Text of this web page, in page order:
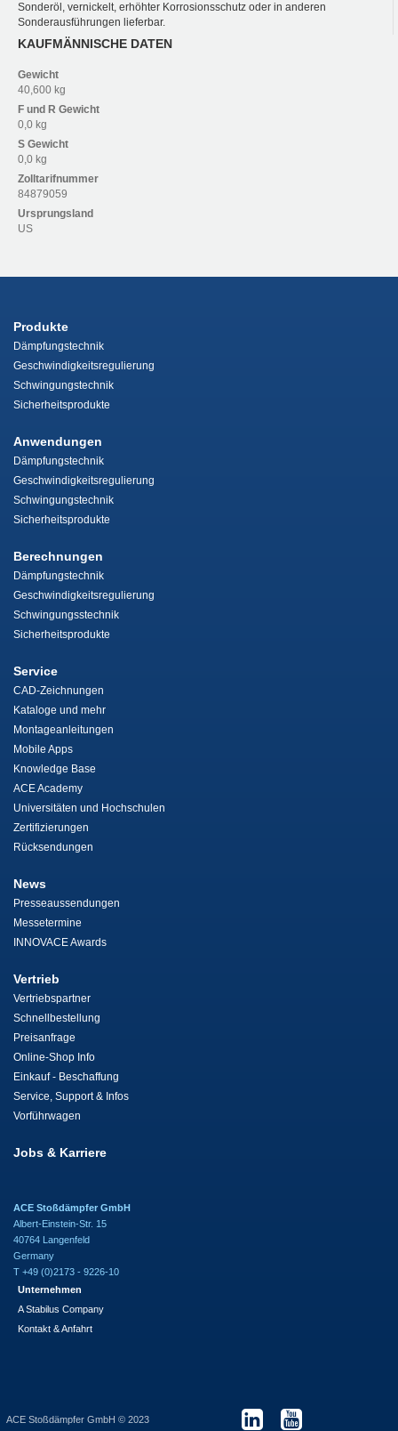
Sonderöl, vernickelt, erhöhter Korrosionsschutz oder in anderen
Sonderausführungen lieferbar.
KAUFMÄNNISCHE DATEN
Gewicht
40,600 kg
F und R Gewicht
0,0 kg
S Gewicht
0,0 kg
Zolltarifnummer
84879059
Ursprungsland
US
Produkte
Dämpfungstechnik
Geschwindigkeitsregulierung
Schwingungstechnik
Sicherheitsprodukte
Anwendungen
Dämpfungstechnik
Geschwindigkeitsregulierung
Schwingungstechnik
Sicherheitsprodukte
Berechnungen
Dämpfungstechnik
Geschwindigkeitsregulierung
Schwingungsstechnik
Sicherheitsprodukte
Service
CAD-Zeichnungen
Kataloge und mehr
Montageanleitungen
Mobile Apps
Knowledge Base
ACE Academy
Universitäten und Hochschulen
Zertifizierungen
Rücksendungen
News
Presseaussendungen
Messetermine
INNOVACE Awards
Vertrieb
Vertriebspartner
Schnellbestellung
Preisanfrage
Online-Shop Info
Einkauf - Beschaffung
Service, Support & Infos
Vorführwagen
Jobs & Karriere
ACE Stoßdämpfer GmbH
Albert-Einstein-Str. 15
40764 Langenfeld
Germany
T +49 (0)2173 - 9226-10
Unternehmen
A Stabilus Company
Kontakt & Anfahrt
ACE Stoßdämpfer GmbH © 2023